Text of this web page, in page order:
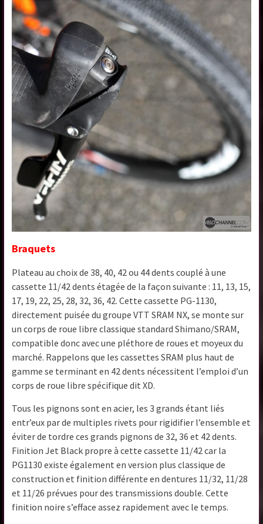
Braquets
Plateau au choix de 38, 40, 42 ou 44 dents couplé à une
cassette 11/42 dents étagée de la façon suivante : 11, 13, 15,
17, 19, 22, 25, 28, 32, 36, 42. Cette cassette PG-1130,
directement puisée du groupe VTT SRAM NX, se monte sur
un corps de roue libre classique standard Shimano/SRAM,
compatible donc avec une pléthore de roues et moyeux du
marché. Rappelons que les cassettes SRAM plus haut de
gamme se terminant en 42 dents nécessitent l’emploi d’un
corps de roue libre spécifique dit XD.
Tous les pignons sont en acier, les 3 grands étant liés
entr’eux par de multiples rivets pour rigidifier l’ensemble et
éviter de tordre ces grands pignons de 32, 36 et 42 dents.
Finition Jet Black propre à cette cassette 11/42 car la
PG1130 existe également en version plus classique de
construction et finition différente en dentures 11/32, 11/28
et 11/26 prévues pour des transmissions double. Cette
finition noire s’efface assez rapidement avec le temps.